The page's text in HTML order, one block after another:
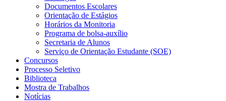
Documentos Escolares
Orientação de Estágios
Horários da Monitoria
Programa de bolsa-auxílio
Secretaria de Alunos
Serviço de Orientação Estudante (SOE)
Concursos
Processo Seletivo
Biblioteca
Mostra de Trabalhos
Notícias